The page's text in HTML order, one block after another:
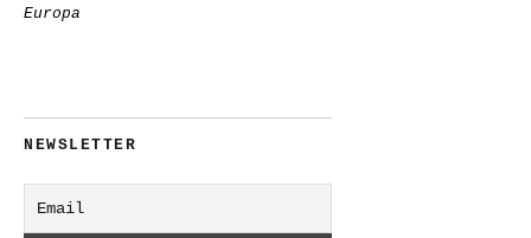
Europa
NEWSLETTER